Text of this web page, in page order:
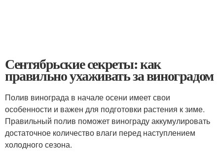
Сентябрьские секреты: как
правильно ухаживать за виноградом
Полив винограда в начале осени имеет свои
особенности и важен для подготовки растения к зиме.
Правильный полив поможет винограду аккумулировать
достаточное количество влаги перед наступлением
холодного сезона.